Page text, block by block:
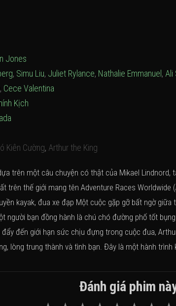
Jones
, Simu Liu, Juliet Rylance, Nathalie Emmanuel , Ali
, Cece Valentina
Kịch
Kiên Cường, Arthur the King
trên một câu chuyện có thật của Mikael
trên thế giới mang tên Adventure Races Worldwide
kayak, đua xe đạp Một cuộc gặp gỡ bất ngờ
người bạn đồng hành là chú chó đường phố tốt
đến giới hạn sức chịu đựng trong cuộc đua,
lòng trung thành và tình bạn. Đây là một hành trình
Đánh giá phim